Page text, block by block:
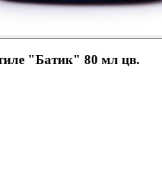
"Батик" 80 мл цв.